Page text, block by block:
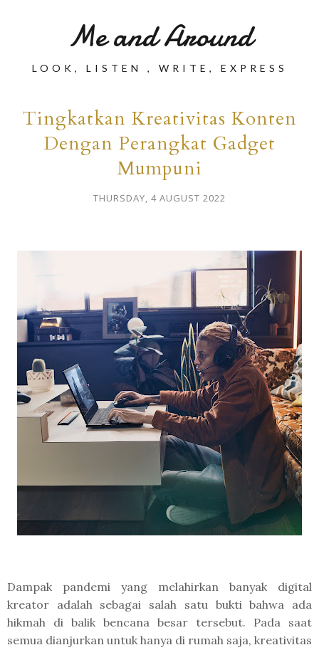
Me and Around
LOOK, LISTEN , WRITE, EXPRESS
Tingkatkan Kreativitas Konten
Dengan Perangkat Gadget
Mumpuni
THURSDAY, 4 AUGUST 2022
Dampak pandemi yang melahirkan banyak digital
kreator adalah sebagai salah satu bukti bahwa ada
hikmah di balik bencana besar tersebut. Pada saat
semua dianjurkan untuk hanya di rumah saja, kreativitas